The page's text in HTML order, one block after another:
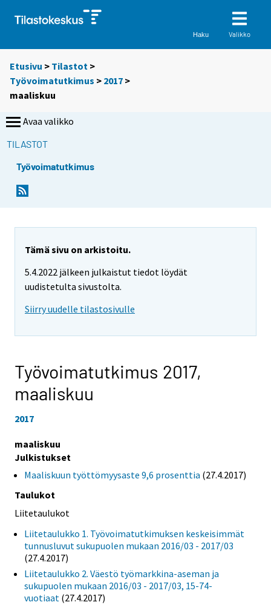
Haku Valikko
Etusivu > Tilastot >
Työvoimatutkimus > 2017 >
maaliskuu
Avaa valikko
TILASTOT
Työvoimatutkimus
Tämä sivu on arkistoitu.
5.4.2022 jälkeen julkaistut tiedot löydät
uudistetulta sivustolta.
Siirry uudelle tilastosivulle
Työvoimatutkimus 2017,
maaliskuu
2017
maaliskuu
Julkistukset
Maaliskuun työttömyysaste 9,6 prosenttia (27.4.2017)
Taulukot
Liitetaulukot
Liitetaulukko 1. Työvoimatutkimuksen keskeisimmät
tunnusluvut sukupuolen mukaan 2016/03 - 2017/03
(27.4.2017)
Liitetaulukko 2. Väestö työmarkkina-aseman ja
sukupuolen mukaan 2016/03 - 2017/03, 15-74-
vuotiaat (27.4.2017)